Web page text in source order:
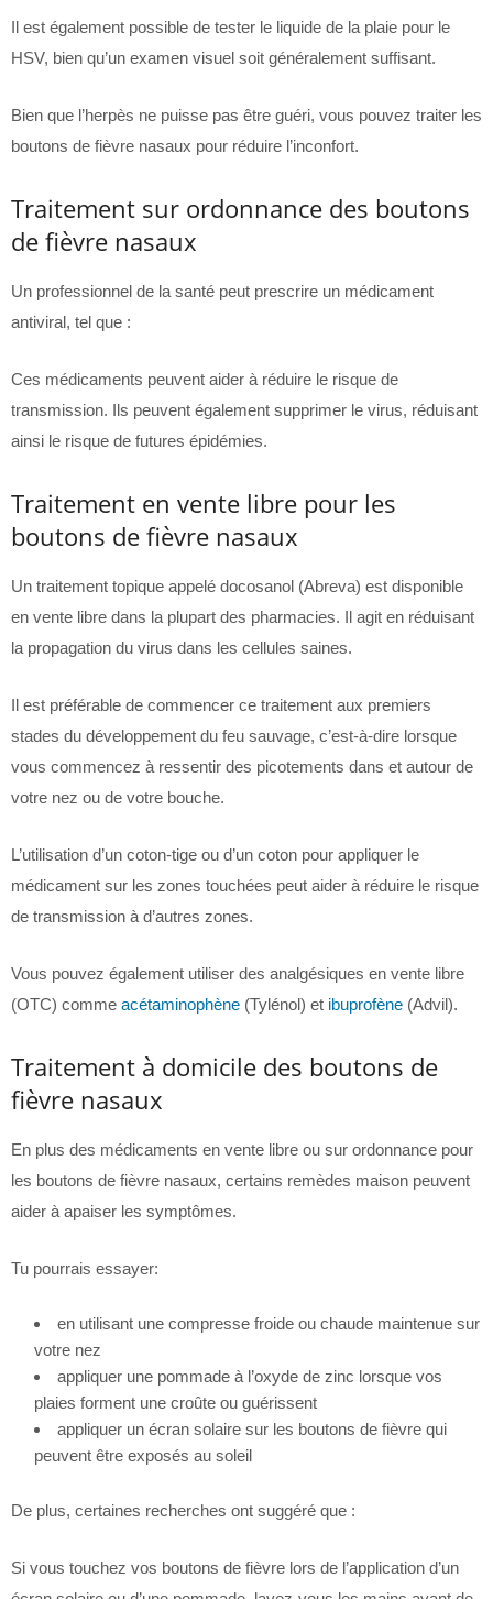
Il est également possible de tester le liquide de la plaie pour le
HSV, bien qu’un examen visuel soit généralement suffisant.
Bien que l’herpès ne puisse pas être guéri, vous pouvez traiter les
boutons de fièvre nasaux pour réduire l’inconfort.
Traitement sur ordonnance des boutons
de fièvre nasaux
Un professionnel de la santé peut prescrire un médicament
antiviral, tel que :
Ces médicaments peuvent aider à réduire le risque de
transmission. Ils peuvent également supprimer le virus, réduisant
ainsi le risque de futures épidémies.
Traitement en vente libre pour les
boutons de fièvre nasaux
Un traitement topique appelé docosanol (Abreva) est disponible
en vente libre dans la plupart des pharmacies. Il agit en réduisant
la propagation du virus dans les cellules saines.
Il est préférable de commencer ce traitement aux premiers
stades du développement du feu sauvage, c’est-à-dire lorsque
vous commencez à ressentir des picotements dans et autour de
votre nez ou de votre bouche.
L’utilisation d’un coton-tige ou d’un coton pour appliquer le
médicament sur les zones touchées peut aider à réduire le risque
de transmission à d’autres zones.
Vous pouvez également utiliser des analgésiques en vente libre
(OTC) comme acétaminophène (Tylénol) et ibuprofène (Advil).
Traitement à domicile des boutons de
fièvre nasaux
En plus des médicaments en vente libre ou sur ordonnance pour
les boutons de fièvre nasaux, certains remèdes maison peuvent
aider à apaiser les symptômes.
Tu pourrais essayer:
en utilisant une compresse froide ou chaude maintenue sur
votre nez
appliquer une pommade à l’oxyde de zinc lorsque vos
plaies forment une croûte ou guérissent
appliquer un écran solaire sur les boutons de fièvre qui
peuvent être exposés au soleil
De plus, certaines recherches ont suggéré que :
Si vous touchez vos boutons de fièvre lors de l’application d’un